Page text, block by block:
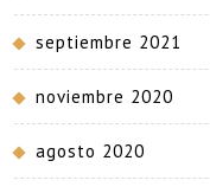
septiembre 2021
noviembre 2020
agosto 2020